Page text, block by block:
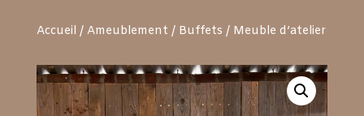
Accueil / Ameublement / Buffets / Meuble d’atelier